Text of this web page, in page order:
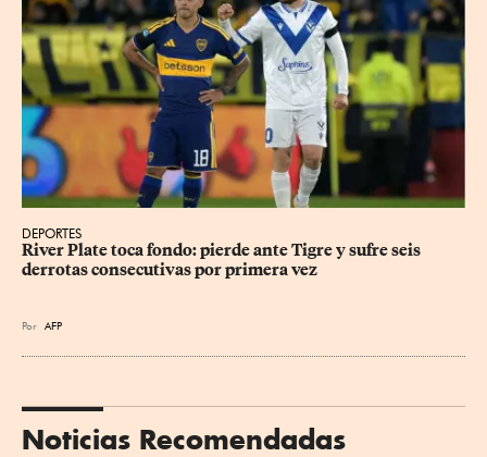
DEPORTES
River Plate toca fondo: pierde ante Tigre y sufre seis
derrotas consecutivas por primera vez
Por AFP
Noticias Recomendadas